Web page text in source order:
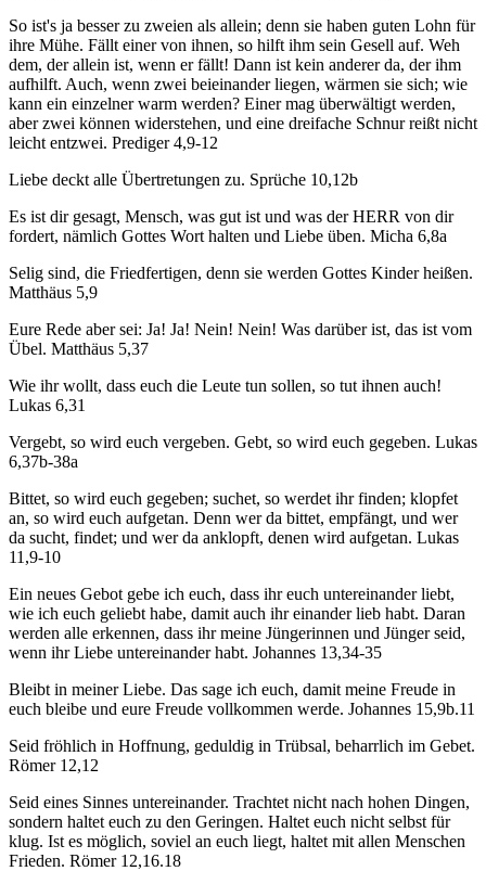
So ist's ja besser zu zweien als allein; denn sie haben guten Lohn für
ihre Mühe. Fällt einer von ihnen, so hilft ihm sein Gesell auf. Weh
dem, der allein ist, wenn er fällt! Dann ist kein anderer da, der ihm
aufhilft. Auch, wenn zwei beieinander liegen, wärmen sie sich; wie
kann ein einzelner warm werden? Einer mag überwältigt werden,
aber zwei können widerstehen, und eine dreifache Schnur reißt nicht
leicht entzwei. Prediger 4,9-12
Liebe deckt alle Übertretungen zu. Sprüche 10,12b
Es ist dir gesagt, Mensch, was gut ist und was der HERR von dir
fordert, nämlich Gottes Wort halten und Liebe üben. Micha 6,8a
Selig sind, die Friedfertigen, denn sie werden Gottes Kinder heißen.
Matthäus 5,9
Eure Rede aber sei: Ja! Ja! Nein! Nein! Was darüber ist, das ist vom
Übel. Matthäus 5,37
Wie ihr wollt, dass euch die Leute tun sollen, so tut ihnen auch!
Lukas 6,31
Vergebt, so wird euch vergeben. Gebt, so wird euch gegeben. Lukas
6,37b-38a
Bittet, so wird euch gegeben; suchet, so werdet ihr finden; klopfet
an, so wird euch aufgetan. Denn wer da bittet, empfängt, und wer
da sucht, findet; und wer da anklopft, denen wird aufgetan. Lukas
11,9-10
Ein neues Gebot gebe ich euch, dass ihr euch untereinander liebt,
wie ich euch geliebt habe, damit auch ihr einander lieb habt. Daran
werden alle erkennen, dass ihr meine Jüngerinnen und Jünger seid,
wenn ihr Liebe untereinander habt. Johannes 13,34-35
Bleibt in meiner Liebe. Das sage ich euch, damit meine Freude in
euch bleibe und eure Freude vollkommen werde. Johannes 15,9b.11
Seid fröhlich in Hoffnung, geduldig in Trübsal, beharrlich im Gebet.
Römer 12,12
Seid eines Sinnes untereinander. Trachtet nicht nach hohen Dingen,
sondern haltet euch zu den Geringen. Haltet euch nicht selbst für
klug. Ist es möglich, soviel an euch liegt, haltet mit allen Menschen
Frieden. Römer 12,16.18